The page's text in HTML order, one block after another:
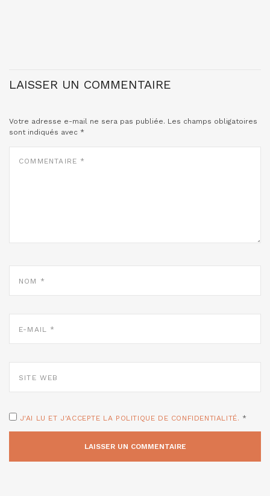
LAISSER UN COMMENTAIRE
Votre adresse e-mail ne sera pas publiée. Les champs obligatoires
sont indiqués avec *
MAIL
WEB
J'AI LU ET J'ACCEPTE LA POLITIQUE DE CONFIDENTIALITÉ. *